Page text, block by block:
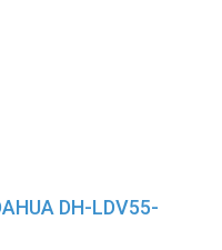
DH-LDV55-